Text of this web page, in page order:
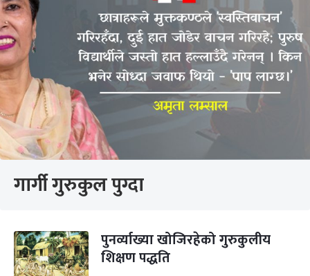
गार्गी गुरुकुल पुग्दा
पुनर्व्याख्या खोजिरहेको गुरुकुलीय
शिक्षण पद्धति